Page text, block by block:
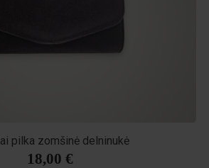
pilka zomšinė delninukė
18,00 €